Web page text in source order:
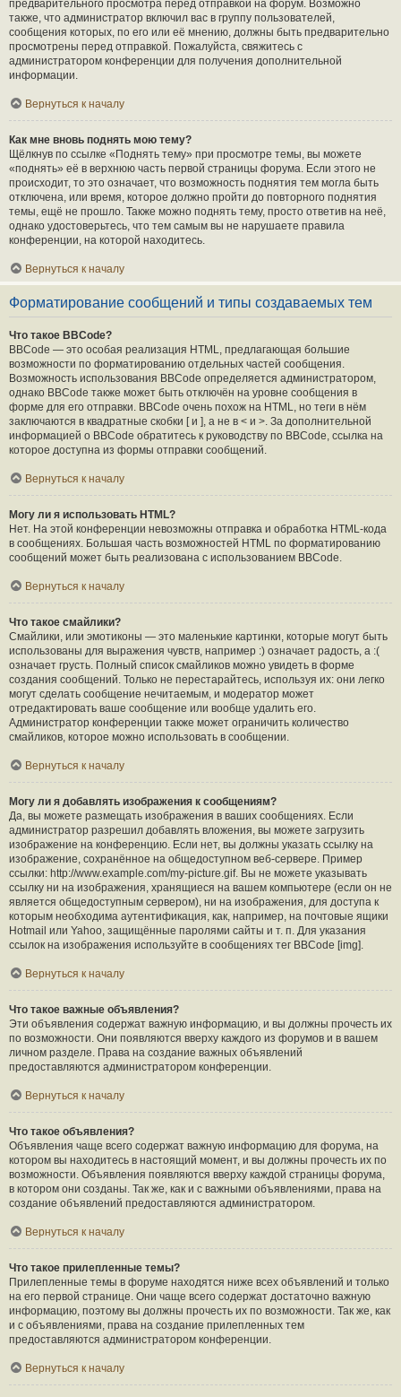
предварительного просмотра перед отправкой на форум. Возможно
также, что администратор включил вас в группу пользователей,
сообщения которых, по его или её мнению, должны быть предварительно
просмотрены перед отправкой. Пожалуйста, свяжитесь с
администратором конференции для получения дополнительной
информации.
Вернуться к началу
Как мне вновь поднять мою тему?
Щёлкнув по ссылке «Поднять тему» при просмотре темы, вы можете
«поднять» её в верхнюю часть первой страницы форума. Если этого не
происходит, то это означает, что возможность поднятия тем могла быть
отключена, или время, которое должно пройти до повторного поднятия
темы, ещё не прошло. Также можно поднять тему, просто ответив на неё,
однако удостоверьтесь, что тем самым вы не нарушаете правила
конференции, на которой находитесь.
Вернуться к началу
Форматирование сообщений и типы создаваемых тем
Что такое BBCode?
BBCode — это особая реализация HTML, предлагающая большие
возможности по форматированию отдельных частей сообщения.
Возможность использования BBCode определяется администратором,
однако BBCode также может быть отключён на уровне сообщения в
форме для его отправки. BBCode очень похож на HTML, но теги в нём
заключаются в квадратные скобки [ и ], а не в < и >. За дополнительной
информацией о BBCode обратитесь к руководству по BBCode, ссылка на
которое доступна из формы отправки сообщений.
Вернуться к началу
Могу ли я использовать HTML?
Нет. На этой конференции невозможны отправка и обработка HTML-кода
в сообщениях. Большая часть возможностей HTML по форматированию
сообщений может быть реализована с использованием BBCode.
Вернуться к началу
Что такое смайлики?
Смайлики, или эмотиконы — это маленькие картинки, которые могут быть
использованы для выражения чувств, например :) означает радость, а :(
означает грусть. Полный список смайликов можно увидеть в форме
создания сообщений. Только не перестарайтесь, используя их: они легко
могут сделать сообщение нечитаемым, и модератор может
отредактировать ваше сообщение или вообще удалить его.
Администратор конференции также может ограничить количество
смайликов, которое можно использовать в сообщении.
Вернуться к началу
Могу ли я добавлять изображения к сообщениям?
Да, вы можете размещать изображения в ваших сообщениях. Если
администратор разрешил добавлять вложения, вы можете загрузить
изображение на конференцию. Если нет, вы должны указать ссылку на
изображение, сохранённое на общедоступном веб-сервере. Пример
ссылки: http://www.example.com/my-picture.gif. Вы не можете указывать
ссылку ни на изображения, хранящиеся на вашем компьютере (если он не
является общедоступным сервером), ни на изображения, для доступа к
которым необходима аутентификация, как, например, на почтовые ящики
Hotmail или Yahoo, защищённые паролями сайты и т. п. Для указания
ссылок на изображения используйте в сообщениях тег BBCode [img].
Вернуться к началу
Что такое важные объявления?
Эти объявления содержат важную информацию, и вы должны прочесть их
по возможности. Они появляются вверху каждого из форумов и в вашем
личном разделе. Права на создание важных объявлений
предоставляются администратором конференции.
Вернуться к началу
Что такое объявления?
Объявления чаще всего содержат важную информацию для форума, на
котором вы находитесь в настоящий момент, и вы должны прочесть их по
возможности. Объявления появляются вверху каждой страницы форума,
в котором они созданы. Так же, как и с важными объявлениями, права на
создание объявлений предоставляются администратором.
Вернуться к началу
Что такое прилепленные темы?
Прилепленные темы в форуме находятся ниже всех объявлений и только
на его первой странице. Они чаще всего содержат достаточно важную
информацию, поэтому вы должны прочесть их по возможности. Так же, как
и с объявлениями, права на создание прилепленных тем
предоставляются администратором конференции.
Вернуться к началу